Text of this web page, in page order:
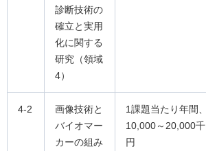
診断技術の
確立と実用
化に関する
研究（領域
4）
4-2
画像技術と
バイオマー
カーの組み
1課題当たり年間、
10,000～20,000千
円